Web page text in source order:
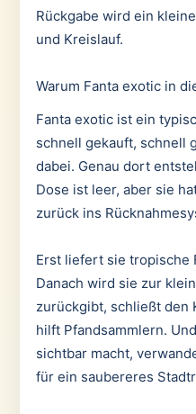
Rückgabe wird ein
und Kreislauf.
Warum Fanta exotic in
Fanta exotic ist ein
schnell gekauft, schnell
dabei. Genau dort
Dose ist leer, aber sie
zurück ins
Erst liefert sie tropische
Danach wird sie zur
zurückgibt, schließt den
hilft Pfandsammlern.
sichtbar macht,
für ein saubereres